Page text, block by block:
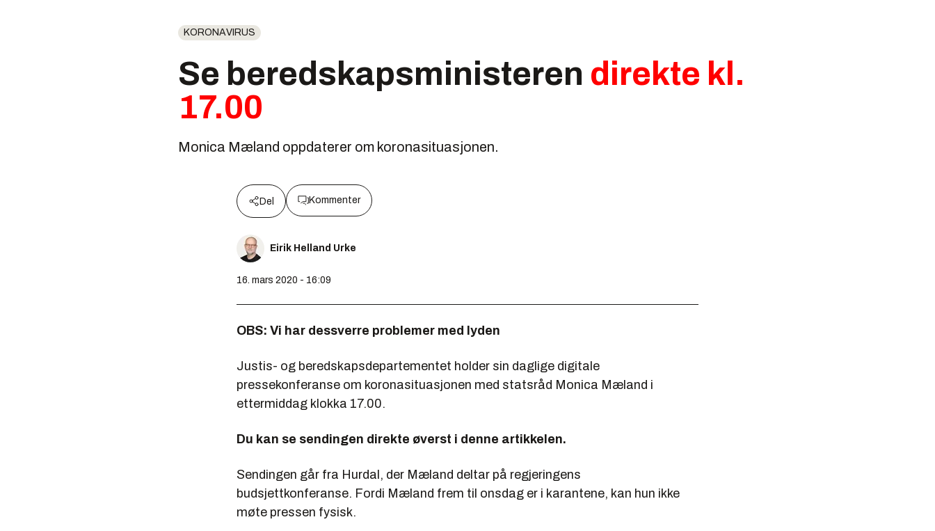
KORONAVIRUS
Se beredskapsministeren direkte kl.
17.00
Monica Mæland oppdaterer om koronasituasjonen.
Del Kommenter
Eirik Helland Urke
16. mars 2020 - 16:09
OBS: Vi har dessverre problemer med lyden
Justis- og beredskapsdepartementet holder sin daglige digitale
pressekonferanse om koronasituasjonen med statsråd Monica Mæland i
ettermiddag klokka 17.00.
Du kan se sendingen direkte øverst i denne artikkelen.
Sendingen går fra Hurdal, der Mæland deltar på regjeringens
budsjettkonferanse. Fordi Mæland frem til onsdag er i karantene, kan hun ikke
møte pressen fysisk.